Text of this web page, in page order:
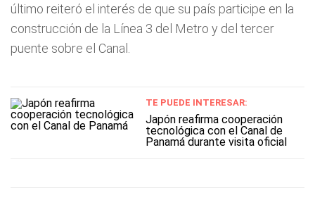
último reiteró el interés de que su país participe en la
construcción de la Línea 3 del Metro y del tercer
puente sobre el Canal.
TE PUEDE INTERESAR:
Japón reafirma cooperación
tecnológica con el Canal de
Panamá durante visita oficial